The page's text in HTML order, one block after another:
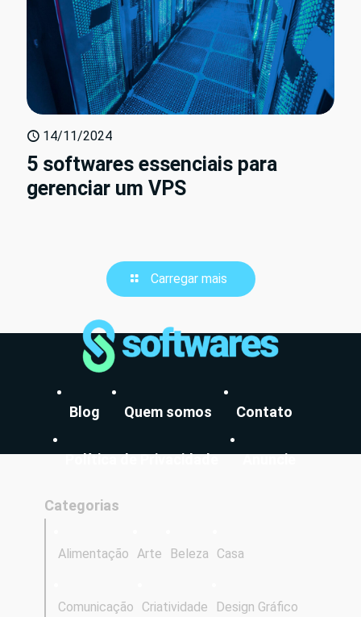
14/11/2024
5 softwares essenciais para
gerenciar um VPS
Carregar mais
Blog Quem somos Contato
Política de Privacidade Anuncie
Categorias
Alimentação Arte Beleza Casa
Comunicação Criatividade Design Gráfico